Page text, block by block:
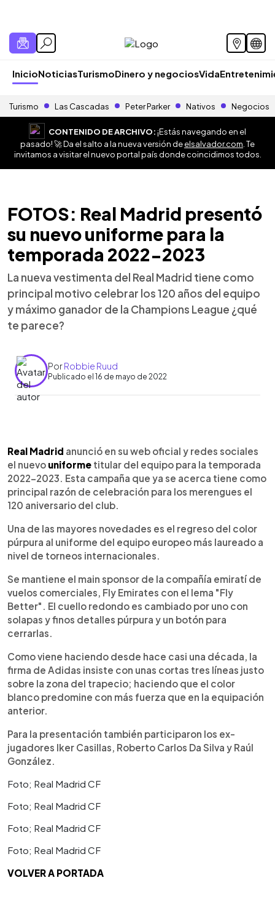
InicioNoticiasTurismoDinero y negociosVida
Turismo Las Cascadas Peter Parker Nativos Negocios
CONTENIDO DE ARCHIVO:¡Estás navegando en el
pasado! 🚀 Da el salto a la nueva versión deelsalvador.com . Te
invitamos a visitar el nuevo portal país donde coincidimos todos.
FOTOS: Real Madrid presentó
su nuevo uniforme para la
temporada 2022-2023
La nueva vestimenta del Real Madrid tiene como
principal motivo celebrar los 120 años del equipo
y máximo ganador de la Champions League ¿qué
te parece?
PorRobbie Ruud
Publicado el 16 de mayo de 2022
► Escuchar artículo
Real Madrid anunció en su web oficial y redes sociales
el nuevo uniforme titular del equipo para la temporada
2022-2023. Esta campaña que ya se acerca tiene como
principal razón de celebración para los merengues el
120 aniversario del club.
Una de las mayores novedades es el regreso del color
púrpura al uniforme del equipo europeo más laureado a
nivel de torneos internacionales.
Se mantiene el main sponsor de la compañía emiratí de
vuelos comerciales, Fly Emirates con el lema "Fly
Better". El cuello redondo es cambiado por uno con
solapas y finos detalles púrpura y un botón para
cerrarlas.
Como viene haciendo desde hace casi una década, la
firma de Adidas insiste con unas cortas tres líneas justo
sobre la zona del trapecio; haciendo que el color
blanco predomine con más fuerza que en la equipación
anterior.
Para la presentación también participaron los ex-
jugadores Iker Casillas, Roberto Carlos Da Silva y Raúl
González.
Foto; Real Madrid CF
Foto; Real Madrid CF
Foto; Real Madrid CF
Foto; Real Madrid CF
VOLVER A PORTADA